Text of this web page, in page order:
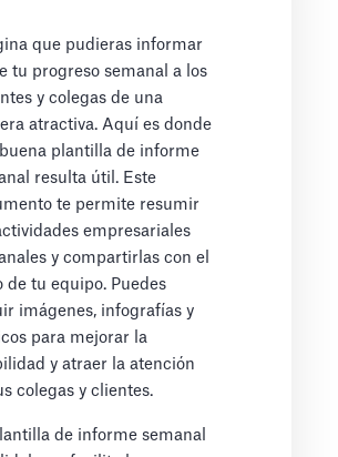
que pudieras informar
tu progreso semanal a los
y colegas de una
atractiva. Aquí es donde
plantilla de informe
resulta útil. Este
te permite resumir
empresariales
y compartirlas con el
de tu equipo. Puedes
imágenes, infografías y
para mejorar la
y atraer la atención
colegas y clientes.
de informe semanal